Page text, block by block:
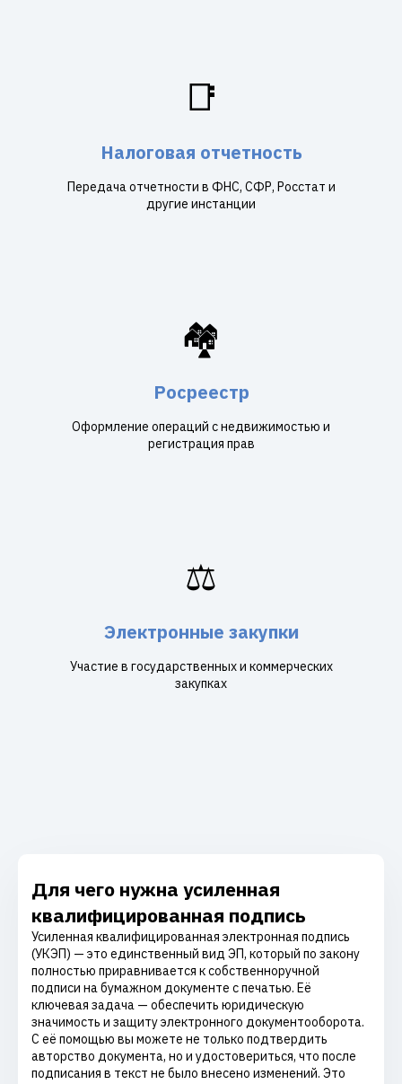
📑
Налоговая отчетность
Передача отчетности в ФНС, СФР, Росстат и
другие инстанции
🏘️
Росреестр
Оформление операций с недвижимостью и
регистрация прав
⚖️
Электронные закупки
Участие в государственных и коммерческих
закупках
Для чего нужна усиленная
квалифицированная подпись
Усиленная квалифицированная электронная подпись
(УКЭП) — это единственный вид ЭП, который по закону
полностью приравнивается к собственноручной
подписи на бумажном документе с печатью. Её
ключевая задача — обеспечить юридическую
значимость и защиту электронного документооборота.
С её помощью вы можете не только подтвердить
авторство документа, но и удостовериться, что после
подписания в текст не было внесено изменений. Это